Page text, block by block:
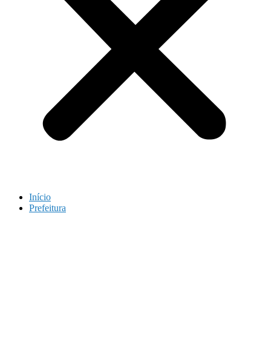
Início
Prefeitura